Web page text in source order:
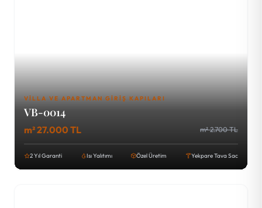
VILLA VE APARTMAN GIRIŞ KAPILARI
VB-0014
m² 27.000 TL m² 2.700 TL
2 Yıl Garanti Isı Yalıtımı Özel Üretim Yekpare Tava Sac